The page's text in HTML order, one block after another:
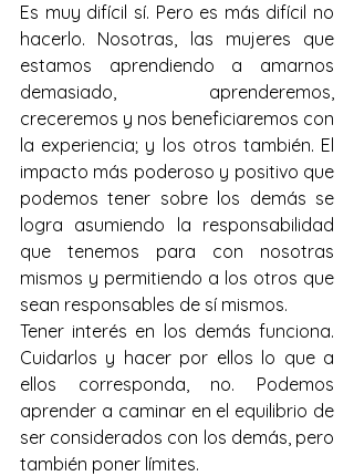
Es muy difícil sí. Pero es más difícil no
hacerlo. Nosotras, las mujeres que
estamos aprendiendo a amarnos
demasiado, aprenderemos,
creceremos y nos beneficiaremos con
la experiencia; y los otros también. El
impacto más poderoso y positivo que
podemos tener sobre los demás se
logra asumiendo la responsabilidad
que tenemos para con nosotras
mismos y permitiendo a los otros que
sean responsables de sí mismos.
Tener interés en los demás funciona.
Cuidarlos y hacer por ellos lo que a
ellos corresponda, no. Podemos
aprender a caminar en el equilibrio de
ser considerados con los demás, pero
también poner límites.